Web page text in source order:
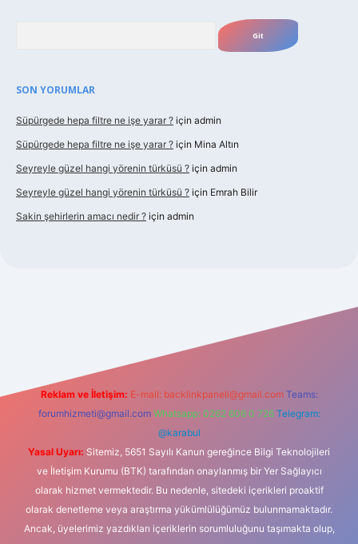
SON YORUMLAR
Süpürgede hepa filtre ne işe yarar ? için admin
Süpürgede hepa filtre ne işe yarar ? için Mina Altın
Seyreyle güzel hangi yörenin türküsü ? için admin
Seyreyle güzel hangi yörenin türküsü ? için Emrah Bilir
Sakin şehirlerin amacı nedir ? için admin
Reklam ve İletişim: E-mail: backlinkpaneli@gmail.com Teams:
forumhizmeti@gmail.com Whatsapp: 0262 606 0 726 Telegram:
@karabul
Yasal Uyarı: Sitemiz, 5651 Sayılı Kanun gereğince Bilgi Teknolojileri
ve İletişim Kurumu (BTK) tarafından onaylanmış bir Yer Sağlayıcı
olarak hizmet vermektedir. Bu nedenle, sitedeki içerikleri proaktif
olarak denetleme veya araştırma yükümlülüğümüz bulunmamaktadır.
Ancak, üyelerimiz yazdıkları içeriklerin sorumluluğunu taşımakta olup,